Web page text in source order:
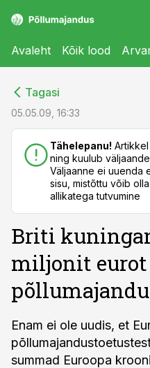
Avaleht Kõik lood
Tagasi
05.05.09, 16:33
Tähelepanu!
ning kuulub
Väljaanne ei uuenda
sisu, mistõttu võib
allikatega tutvumine
Briti
miljonit eurot
Enam ei ole uudis, et
summad Euroopa